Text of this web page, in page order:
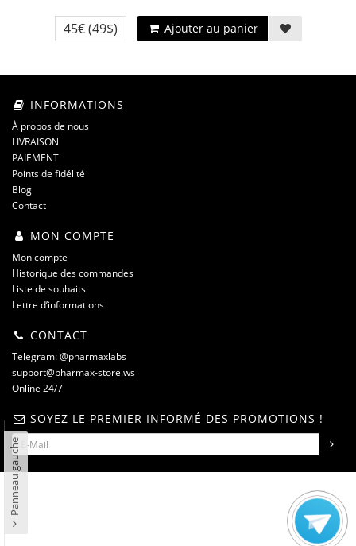
45€(49$) Ajouter au panier
INFORMATIONS
À propos de nous
LIVRAISON
PAIEMENT
Points de fidélité
Blog
Contact
MON COMPTE
Mon compte
Historique des commandes
Liste de souhaits
Lettre d’informations
CONTACT
Telegram: @pharmaxlabs
support@pharmax-store.ws
Online 24/7
SOYEZ LE PREMIER INFORMÉ DES PROMOTIONS !
steroidshop.ws © -2 – 2026
Panneau gauche